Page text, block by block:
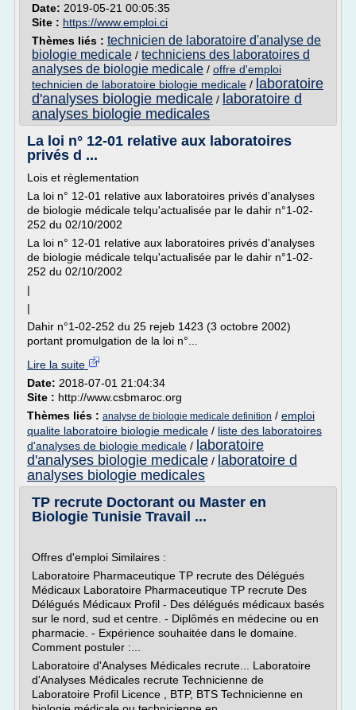
Date: 2019-05-21 00:05:35
Site : https://www.emploi.ci
Thèmes liés : technicien de laboratoire d'analyse de
biologie medicale / techniciens des laboratoires d
analyses de biologie medicale / offre d'emploi
technicien de laboratoire biologie medicale / laboratoire
d'analyses biologie medicale / laboratoire d
analyses biologie medicales
La loi n° 12-01 relative aux laboratoires
privés d ...
Lois et règlementation
La loi n° 12-01 relative aux laboratoires privés d'analyses
de biologie médicale telqu'actualisée par le dahir n°1-02-
252 du 02/10/2002
La loi n° 12-01 relative aux laboratoires privés d'analyses
de biologie médicale telqu'actualisée par le dahir n°1-02-
252 du 02/10/2002
|
|
Dahir n°1-02-252 du 25 rejeb 1423 (3 octobre 2002)
portant promulgation de la loi n°...
Lire la suite
Date: 2018-07-01 21:04:34
Site : http://www.csbmaroc.org
Thèmes liés : analyse de biologie medicale definition / emploi
qualite laboratoire biologie medicale / liste des laboratoires
d'analyses de biologie medicale / laboratoire
d'analyses biologie medicale / laboratoire d
analyses biologie medicales
TP recrute Doctorant ou Master en
Biologie Tunisie Travail ...
Offres d'emploi Similaires :
Laboratoire Pharmaceutique TP recrute des Délégués
Médicaux Laboratoire Pharmaceutique TP recrute Des
Délégués Médicaux Profil - Des délégués médicaux basés
sur le nord, sud et centre. - Diplômés en médecine ou en
pharmacie. - Expérience souhaitée dans le domaine.
Comment postuler :...
Laboratoire d'Analyses Médicales recrute... Laboratoire
d'Analyses Médicales recrute Technicienne de
Laboratoire Profil Licence , BTP, BTS Technicienne en